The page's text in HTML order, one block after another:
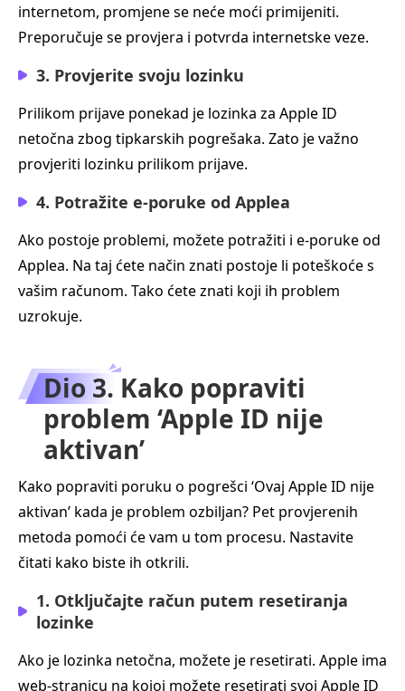
internetom, promjene se neće moći primijeniti.
Preporučuje se provjera i potvrda internetske veze.
3. Provjerite svoju lozinku
Prilikom prijave ponekad je lozinka za Apple ID
netočna zbog tipkarskih pogrešaka. Zato je važno
provjeriti lozinku prilikom prijave.
4. Potražite e‑poruke od Applea
Ako postoje problemi, možete potražiti i e‑poruke od
Applea. Na taj ćete način znati postoje li poteškoće s
vašim računom. Tako ćete znati koji ih problem
uzrokuje.
Dio 3. Kako popraviti
problem ‘Apple ID nije
aktivan’
Kako popraviti poruku o pogrešci ‘Ovaj Apple ID nije
aktivan’ kada je problem ozbiljan? Pet provjerenih
metoda pomoći će vam u tom procesu. Nastavite
čitati kako biste ih otkrili.
1. Otključajte račun putem resetiranja
lozinke
Ako je lozinka netočna, možete je resetirati. Apple ima
web-stranicu na kojoj možete resetirati svoj Apple ID